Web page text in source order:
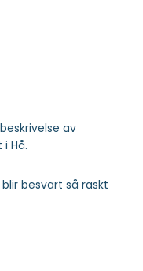
av
Hå.
besvart så raskt